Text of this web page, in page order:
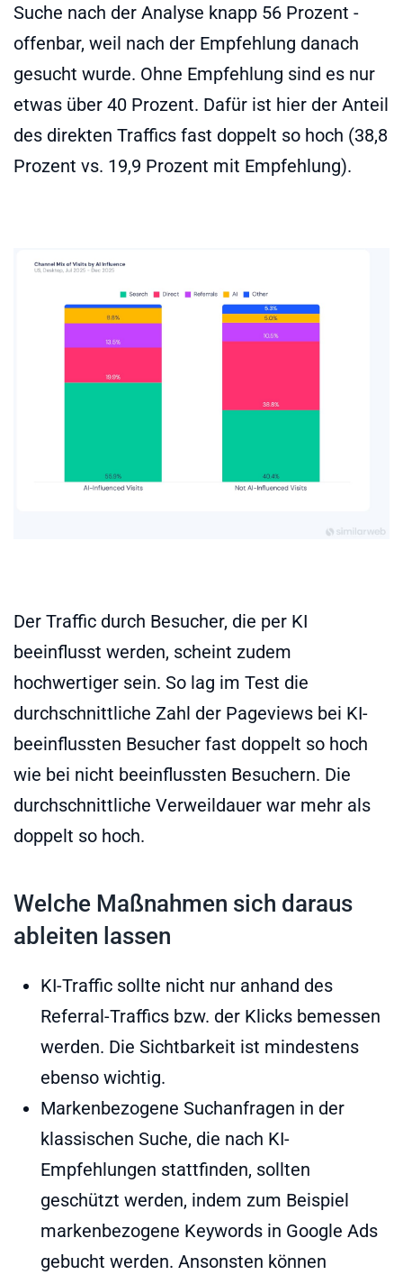
Suche nach der Analyse knapp 56 Prozent -
offenbar, weil nach der Empfehlung danach
gesucht wurde. Ohne Empfehlung sind es nur
etwas über 40 Prozent. Dafür ist hier der Anteil
des direkten Traffics fast doppelt so hoch (38,8
Prozent vs. 19,9 Prozent mit Empfehlung).
Der Traffic durch Besucher, die per KI
beeinflusst werden, scheint zudem
hochwertiger sein. So lag im Test die
durchschnittliche Zahl der Pageviews bei KI-
beeinflussten Besucher fast doppelt so hoch
wie bei nicht beeinflussten Besuchern. Die
durchschnittliche Verweildauer war mehr als
doppelt so hoch.
Welche Maßnahmen sich daraus
ableiten lassen
KI-Traffic sollte nicht nur anhand des
Referral-Traffics bzw. der Klicks bemessen
werden. Die Sichtbarkeit ist mindestens
ebenso wichtig.
Markenbezogene Suchanfragen in der
klassischen Suche, die nach KI-
Empfehlungen stattfinden, sollten
geschützt werden, indem zum Beispiel
markenbezogene Keywords in Google Ads
gebucht werden. Ansonsten können